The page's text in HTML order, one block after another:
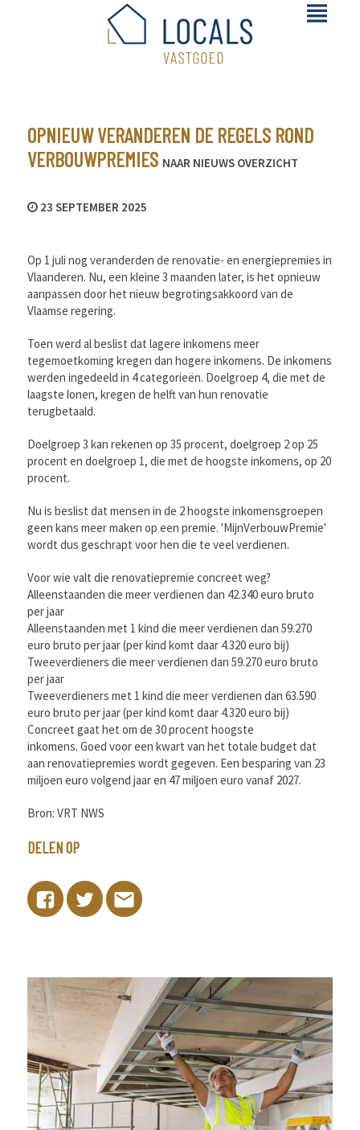
OPNIEUW VERANDEREN DE REGELS ROND
VERBOUWPREMIES NAAR NIEUWS OVERZICHT
23 SEPTEMBER 2025
Op 1 juli nog veranderden de renovatie- en energiepremies in
Vlaanderen. Nu, een kleine 3 maanden later, is het opnieuw
aanpassen door het nieuw begrotingsakkoord van de
Vlaamse regering.
Toen werd al beslist dat lagere inkomens meer
tegemoetkoming kregen dan hogere inkomens. De inkomens
werden ingedeeld in 4 categorieën. Doelgroep 4, die met de
laagste lonen, kregen de helft van hun renovatie
terugbetaald.
Doelgroep 3 kan rekenen op 35 procent, doelgroep 2 op 25
procent en doelgroep 1, die met de hoogste inkomens, op 20
procent.
Nu is beslist dat mensen in de 2 hoogste inkomensgroepen
geen kans meer maken op een premie. 'MijnVerbouwPremie'
wordt dus geschrapt voor hen die te veel verdienen.
Voor wie valt die renovatiepremie concreet weg?
Alleenstaanden die meer verdienen dan 42.340 euro bruto
per jaar
Alleenstaanden met 1 kind die meer verdienen dan 59.270
euro bruto per jaar (per kind komt daar 4.320 euro bij)
Tweeverdieners die meer verdienen dan 59.270 euro bruto
per jaar
Tweeverdieners met 1 kind die meer verdienen dan 63.590
euro bruto per jaar (per kind komt daar 4.320 euro bij)
Concreet gaat het om de 30 procent hoogste
inkomens. Goed voor een kwart van het totale budget dat
aan renovatiepremies wordt gegeven. Een besparing van 23
miljoen euro volgend jaar en 47 miljoen euro vanaf 2027.
Bron: VRT NWS
DELEN OP